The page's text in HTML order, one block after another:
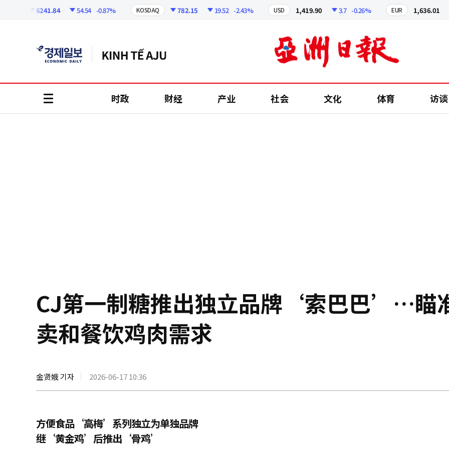
6241.84 54.54 -0.87% KOSDAQ 782.15 19.52 -2.43% USD 1,419.90 3.7 -0.26% EUR 1,636.01
时政 财经 产业 社会 文化 体育 访谈
CJ第一制糖推出独立品牌‘索巴巴’…瞄
卖和餐饮鸡肉需求
金贤娥 기자 2026-06-17 10:36
方便食品‘高梅’系列独立为单独品牌
继‘黄金鸡’后推出‘骨鸡’